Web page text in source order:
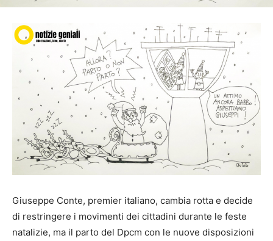
Giuseppe Conte, premier italiano, cambia rotta e decide
di restringere i movimenti dei cittadini durante le feste
natalizie, ma il parto del Dpcm con le nuove disposizioni